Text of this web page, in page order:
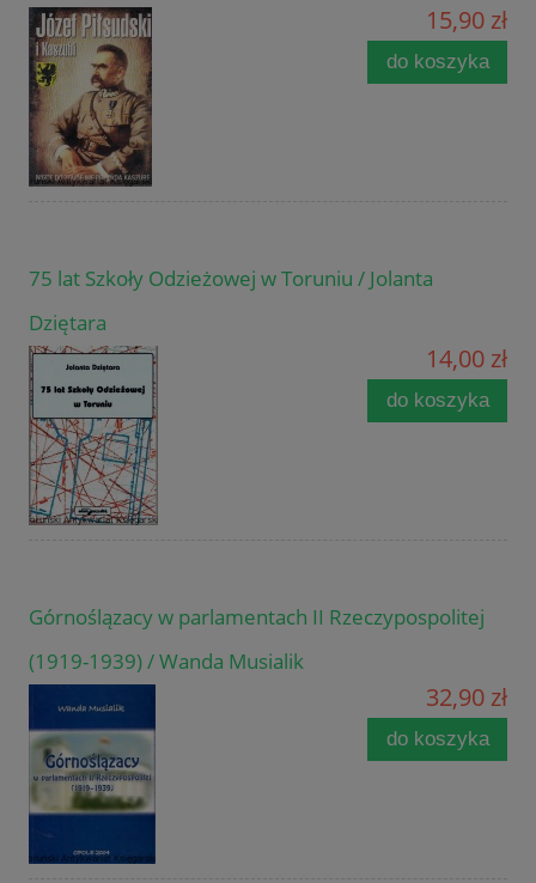
15,90 zł
do koszyka
75 lat Szkoły Odzieżowej w Toruniu / Jolanta
Dziętara
14,00 zł
do koszyka
Górnoślązacy w parlamentach II Rzeczypospolitej
(1919-1939) / Wanda Musialik
32,90 zł
do koszyka